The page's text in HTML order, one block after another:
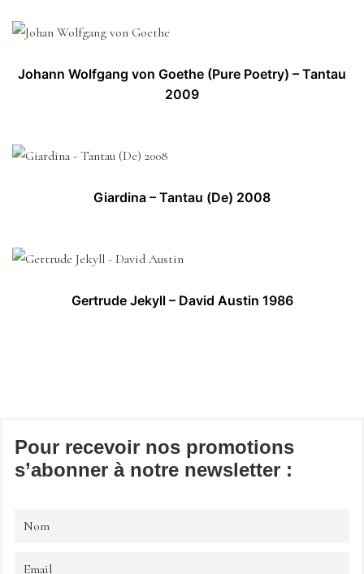
Johann Wolfgang von Goethe (Pure Poetry) – Tantau
2009
Giardina – Tantau (De) 2008
Gertrude Jekyll – David Austin 1986
Pour recevoir nos promotions
s’abonner à notre newsletter :